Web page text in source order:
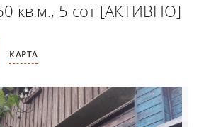
кв.м., 5 сот [АКТИВНО]
КАРТА